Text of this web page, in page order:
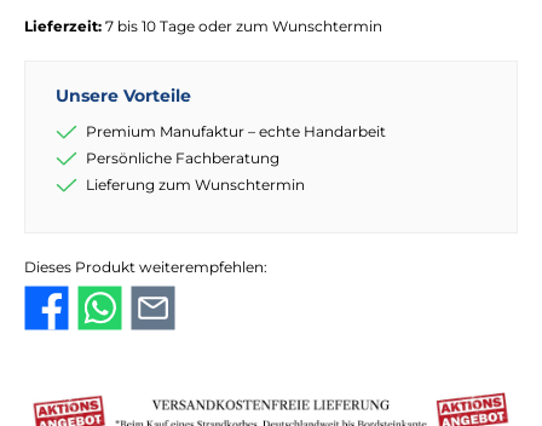
Lieferzeit: 7 bis 10 Tage oder zum Wunschtermin
Unsere Vorteile
Premium Manufaktur – echte Handarbeit
Persönliche Fachberatung
Lieferung zum Wunschtermin
Dieses Produkt weiterempfehlen: